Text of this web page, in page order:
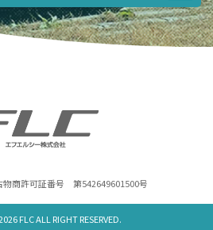
物商許可証番号 第542649601500号
FLC ALL RIGHT RESERVED.